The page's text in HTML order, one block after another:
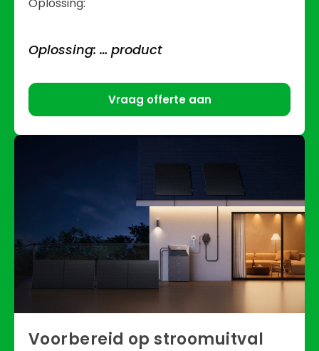
Oplossing: … product
Vraag offerte aan
Voorbereid op stroomuitval